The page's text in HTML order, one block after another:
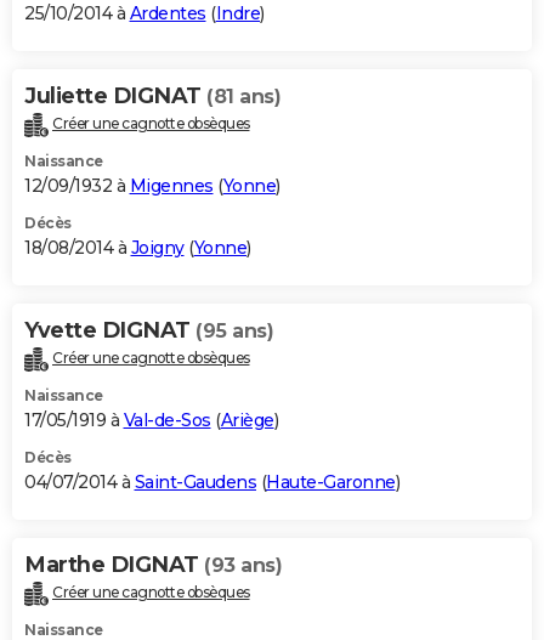
25/10/2014 à Ardentes (Indre)
Juliette DIGNAT (81 ans)
Créer une cagnotte obsèques
Naissance
12/09/1932 à Migennes (Yonne)
Décès
18/08/2014 à Joigny(Yonne)
Yvette DIGNAT (95 ans)
Créer une cagnotte obsèques
Naissance
17/05/1919 à Val-de-Sos (Ariège)
Décès
04/07/2014 à Saint-Gaudens (Haute-Garonne)
Marthe DIGNAT (93 ans)
Créer une cagnotte obsèques
Naissance